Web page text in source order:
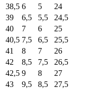
38,5 6 5
24
39
6,5 5,5
24,5
40
7 6
25
40,5 7,5 6,5
25,5
41
8 7
26
42
8,5 7,5
26,5
42,5 9 8
27
43
9,5 8,5
27,5